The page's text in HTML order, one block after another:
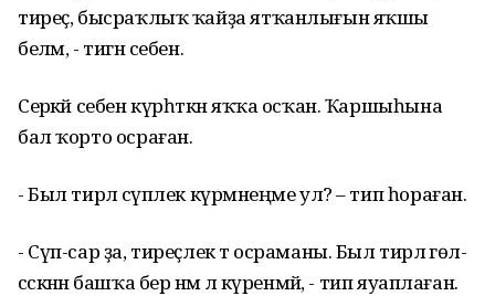
тиреҫ, бысраҡлыҡ ҡайҙа ятҡанлығын яҡшы
беләм, - тигән себен.
Серәкәй себен күрһәткән яҡҡа осҡан. Ҡаршыһына
бал ҡорто осраған.
- Был тирәлә сүплек күрмәнеңме ул? – тип һораған.
- Сүп-сар ҙа, тиреҫлек тә осраманы. Был тирәлә гөл-
сәскәнән башҡа бер нәмә лә күренмәй, - тип яуаплаған.